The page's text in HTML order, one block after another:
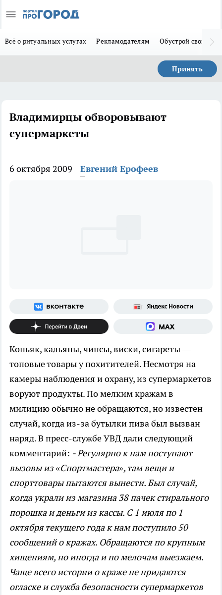
Всё о ритуальных услугах Рекламодателям Обустрой свой дом
Принять
Владимирцы обворовывают
супермаркеты
6 октября 2009 Евгений Ерофеев
Коньяк, кальяны, чипсы, виски, сигареты —
топовые товары у похитителей. Несмотря на
камеры наблюдения и охрану, из супермаркетов
воруют продукты. По мелким кражам в
милицию обычно не обращаются, но известен
случай, когда из-за бутылки пива был вызван
наряд. В пресс-службе УВД дали следующий
комментарий: - Регулярно к нам поступают
вызовы из «Спортмастера», там вещи и
спорттовары пытаются вынести. Был случай,
когда украли из магазина 38 пачек стирального
порошка и деньги из кассы. С 1 июля по 1
октября текущего года к нам поступило 50
сообщений о кражах. Обращаются по крупным
хищениям, но иногда и по мелочам выезжаем.
Чаще всего истории о краже не придаются
огласке и служба безопасности супермаркетов